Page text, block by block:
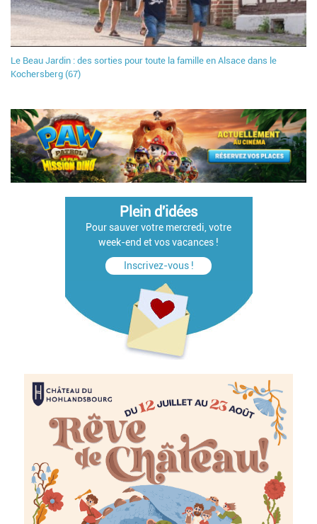
Le Beau Jardin : des sorties pour toute la famille en Alsace dans le
Kochersberg (67)
Plein d'idées
Pour sauver votre mercredi, votre
week-end et vos vacances !
Inscrivez-vous !